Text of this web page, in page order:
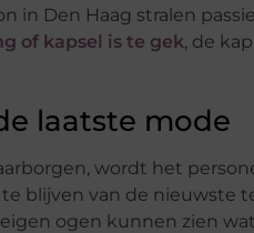
in Den Haag stralen
of kapsel is te gek, de
laatste mode
wordt het
blijven van de nieuwste
ogen kunnen zien